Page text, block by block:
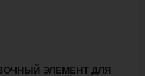
ЭЛЕМЕНТ ДЛЯ